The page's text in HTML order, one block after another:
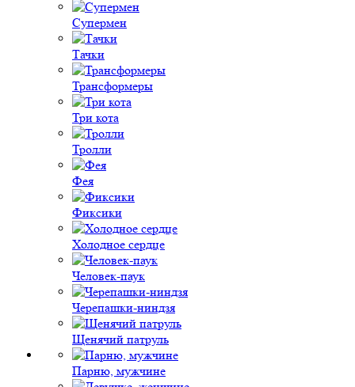
Супермен
Тачки
Трансформеры
Три кота
Тролли
Фея
Фиксики
Холодное сердце
Человек-паук
Черепашки-ниндзя
Щенячий патруль
Парню, мужчине